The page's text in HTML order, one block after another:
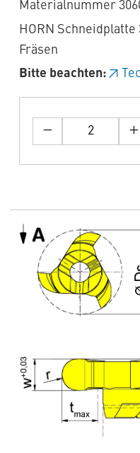
Materialnummer
HORN Schneidplatte
Fräsen
Bitte beachten: